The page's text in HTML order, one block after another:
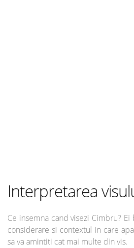
Interpretarea
Ce insemna cand visezi Cimbru?
considerare si contextul in care
sa va amintiti cat mai multe din vis.